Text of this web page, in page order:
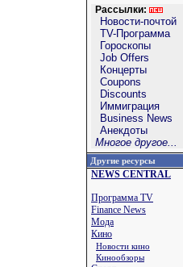
Рассылки:
Новости-почтой
TV-Программа
Гороскопы
Job Offers
Концерты
Coupons
Discounts
Иммиграция
Business News
Анекдоты
Многое другое...
Другие ресурсы
NEWS CENTRAL
Программа TV
Finance News
Мода
Кино
Новости кино
Кинообзоры